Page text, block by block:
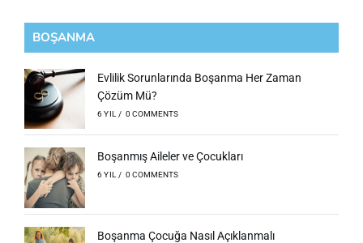
BOŞANMA
Evlilik Sorunlarında Boşanma Her Zaman
Çözüm Mü?
6 YIL / 0 COMMENTS
Boşanmış Aileler ve Çocukları
6 YIL / 0 COMMENTS
Boşanma Çocuğa Nasıl Açıklanmalı